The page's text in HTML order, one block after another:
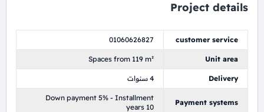
Project details
customer service
01060626827
Unit area
Spaces from 119 m²
Delivery 4 سنوات
Payment systems
Down payment 5% - Installment
years 10